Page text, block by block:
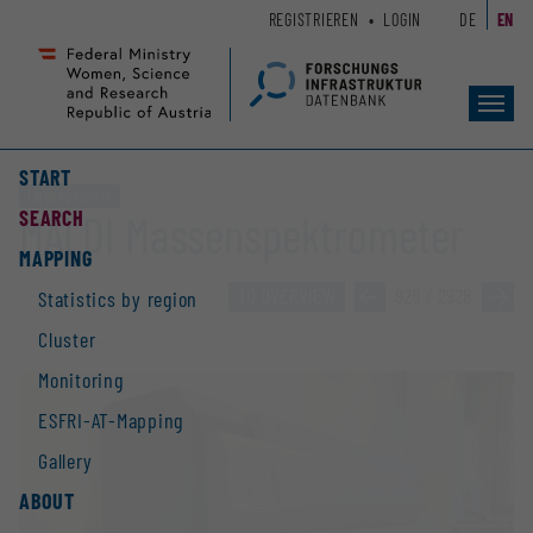
Seiteninhalt
Accesskey
Hauptnavigation
Accesskey
START
SEARCH
MAPPING
Statistics by region
Cluster
Monitoring
ESFRI-AT-Mapping
Gallery
ABOUT
REGISTRIEREN LOGIN DE EN
MALDI Massenspektrometer